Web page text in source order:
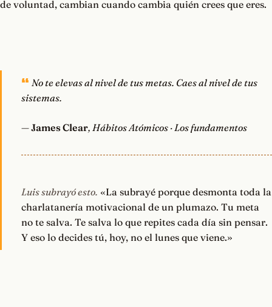
de voluntad, cambian cuando cambia quién crees que eres.
No te elevas al nivel de tus metas. Caes al nivel de tus
sistemas.
—James Clear, Hábitos Atómicos · Los fundamentos
Luis subrayó esto. «La subrayé porque desmonta toda la
charlatanería motivacional de un plumazo. Tu meta
no te salva. Te salva lo que repites cada día sin pensar.
Y eso lo decides tú, hoy, no el lunes que viene.»